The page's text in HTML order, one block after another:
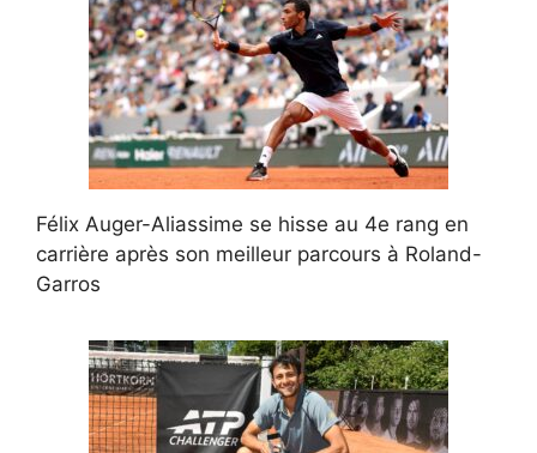
Félix Auger-Aliassime se hisse au 4e rang en
carrière après son meilleur parcours à Roland-
Garros